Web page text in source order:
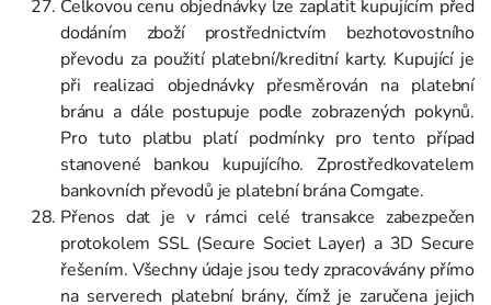
Celkovou cenu objednávky lze zaplatit kupujícím před
dodáním zboží prostřednictvím bezhotovostního
převodu za použití platební/kreditní karty. Kupující je
při realizaci objednávky přesměrován na platební
bránu a dále postupuje podle zobrazených pokynů.
Pro tuto platbu platí podmínky pro tento případ
stanovené bankou kupujícího. Zprostředkovatelem
bankovních převodů je platební brána Comgate.
Přenos dat je v rámci celé transakce zabezpečen
protokolem SSL (Secure Societ Layer) a 3D Secure
řešením. Všechny údaje jsou tedy zpracovávány přímo
na serverech platební brány, čímž je zaručena jejich